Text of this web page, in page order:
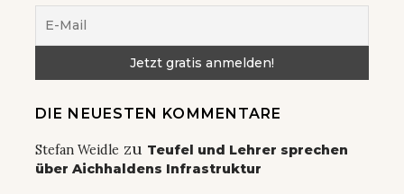
DIE NEUESTEN KOMMENTARE
Stefan Weidle zu Teufel und Lehrer sprechen
über Aichhaldens Infrastruktur